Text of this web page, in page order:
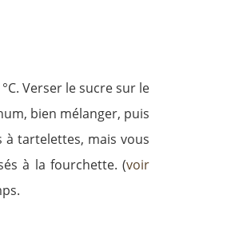
Verser le sucre sur le
bien mélanger, puis
à tartelettes, mais vous
à la fourchette. (voir